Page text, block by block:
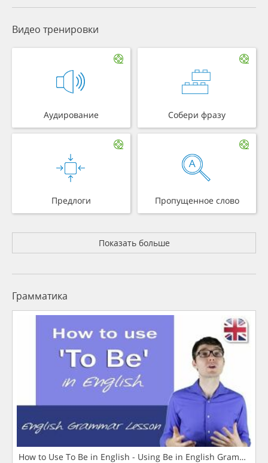
Видео тренировки
Аудирование Собери фразу
Предлоги Пропущенное слово
Показать больше
Грамматика
How to Use To Be in English - Using Be in English Grammar